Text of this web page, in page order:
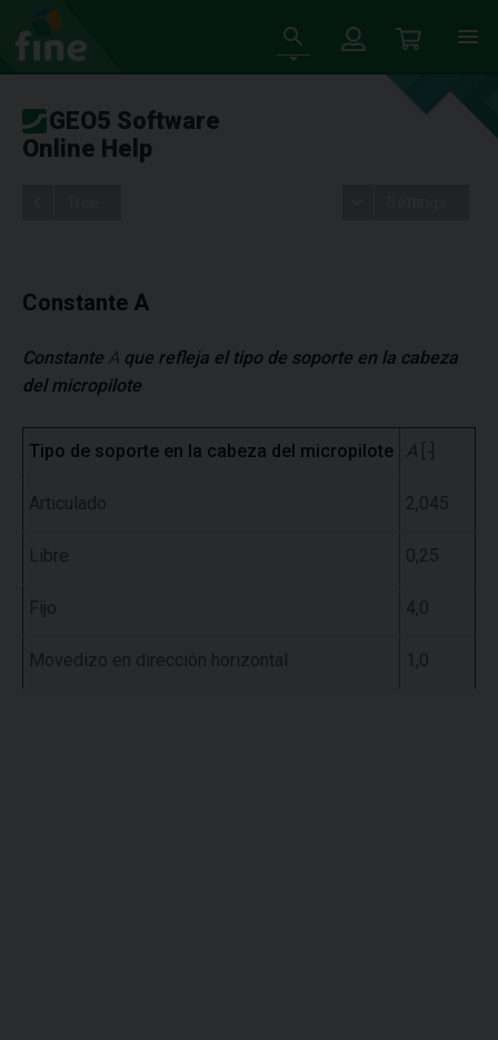
GEO5 Software
Online Help
Constante A
Constante A que refleja el tipo de soporte en la cabeza
del micropilote
Tipo de soporte en la cabeza del micropilote A
Articulado 2,045
Libre 0,25
Fijo 4,0
Movedizo en dirección horizontal 1,0